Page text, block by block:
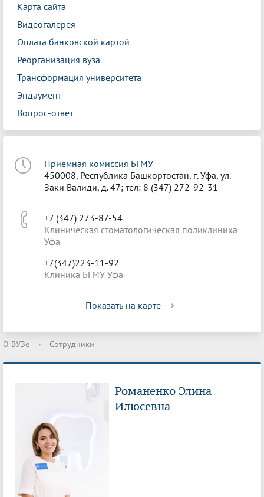
Карта сайта
Видеогалерея
Оплата банковской картой
Реорганизация вуза
Трансформация университета
Эндаумент
Вопрос-ответ
Приёмная комиссия БГМУ
450008, Республика Башкортостан, г. Уфа, ул.
Заки Валиди, д. 47; тел: 8 (347) 272-92-31
+7 (347) 273-87-54
Клиническая стоматологическая поликлиника
Уфа
+7(347)223-11-92
Клиника БГМУ Уфа
Показать на карте
О ВУЗе › Сотрудники
Романенко Элина
Илюсевна